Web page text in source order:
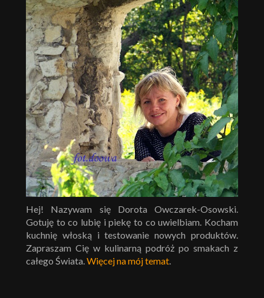
Hej! Nazywam się Dorota Owczarek-Osowski.
Gotuję to co lubię i piekę to co uwielbiam. Kocham
kuchnię włoską i testowanie nowych produktów.
Zapraszam Cię w kulinarną podróż po smakach z
całego Świata. Więcej na mój temat